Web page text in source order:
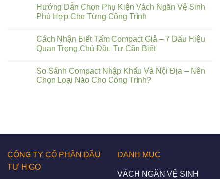
Hướng Dẫn Chọn Phụ Kiện Vách Ngăn Vệ Sinh
Phù Hợp Cho Từng Công Trình
Cách Nhận Biết Tấm Compact Giả – 7 Dấu Hiệu
Quan Trọng Chủ Đầu Tư Cần Biết
So Sánh Compact Nhập Khẩu Và Nội Địa – Nên
Chọn Loại Nào Cho Công Trình?
CÔNG TY CỔ PHẦN ĐẦU
TƯ HIGO
DANH MỤC
VÁCH NGĂN VỆ SINH